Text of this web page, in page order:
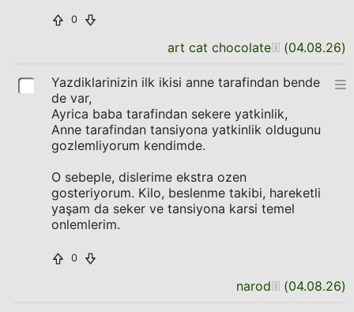
0
art cat chocolate (04.08.26)
Yazdiklarinizin ilk ikisi anne tarafindan bende
de var,
Ayrica baba tarafindan sekere yatkinlik,
Anne tarafindan tansiyona yatkinlik oldugunu
gozlemliyorum kendimde.
O sebeple, dislerime ekstra ozen
gosteriyorum. Kilo, beslenme takibi, hareketli
yaşam da seker ve tansiyona karsi temel
onlemlerim.
0
narod (04.08.26)